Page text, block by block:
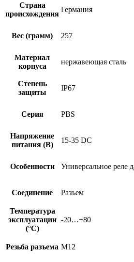
Страна
происхождения
Германия
Вес (грамм) 257
Материал
корпуса
нержавеющая сталь
Степень
защиты
IP67
Серия PBS
Напряжение
питания (В)
15-35 DC
Особенности Универсальное реле
Соединение Разъем
Температура
эксплуатации
(°C)
-20…+80
Резьба разъема M12